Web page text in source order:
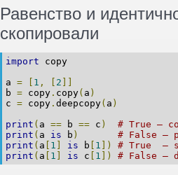
Равенство и
скопировали
import copy
a = 1 , 2
b = copy . copy( a )
c = copy . deepcopy( a )
print ( a == b == c )
# True —
print ( a is b )
# False —
print ( a 1 is b 1 ])
# True  —
print ( a 1 is c 1 ]) # False —